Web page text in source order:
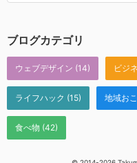
ブログカテゴリ
ウェブデザイン (14) ビジ
ライフハック (15) 地域お
食べ物 (42)